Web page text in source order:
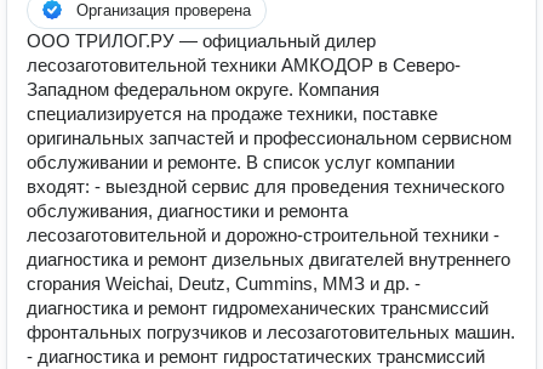
Организация проверена
ООО ТРИЛОГ.РУ — официальный дилер
лесозаготовительной техники АМКОДОР в Северо-
Западном федеральном округе. Компания
специализируется на продаже техники, поставке
оригинальных запчастей и профессиональном сервисном
обслуживании и ремонте. В список услуг компании
входят: - выездной сервис для проведения технического
обслуживания, диагностики и ремонта
лесозаготовительной и дорожно-строительной техники -
диагностика и ремонт дизельных двигателей внутреннего
сгорания Weichai, Deutz, Cummins, ММЗ и др. -
диагностика и ремонт гидромеханических трансмиссий
фронтальных погрузчиков и лесозаготовительных машин.
- диагностика и ремонт гидростатических трансмиссий